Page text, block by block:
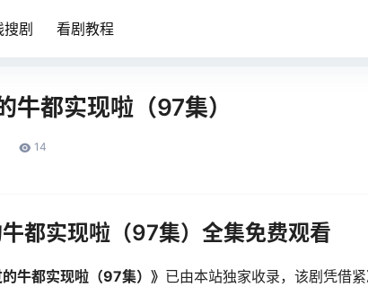
剧 看剧教程
牛都实现啦（97集）
14
都实现啦（97集）全集免费观看
牛都实现啦（97集）》 已由本站独家收录，该剧凭借